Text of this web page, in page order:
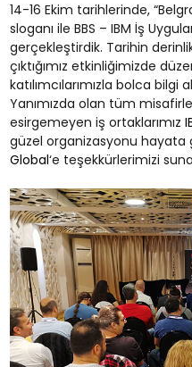
14-16 Ekim tarihlerinde,
sloganı ile BBS – IBM İş
gerçekleştirdik. Tarihin
çıktığımız etkinliğimizde
katılımcılarımızla bolca bilgi
Yanımızda olan tüm
esirgemeyen iş ortaklarımız
güzel organizasyonu hayata
Global‘e teşekkürlerimizi